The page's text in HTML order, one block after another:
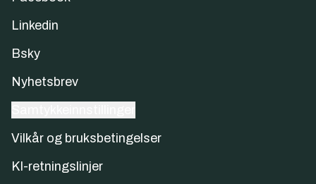
Linkedin
Bsky
Nyhetsbrev
Vilkår og bruksbetingelser
KI-retningslinjer